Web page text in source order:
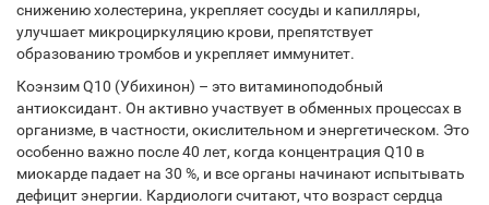
снижению холестерина, укрепляет сосуды и капилляры,
улучшает микроциркуляцию крови, препятствует
образованию тромбов и укрепляет иммунитет.
Коэнзим Q10 (Убихинон) – это витаминоподобный
антиоксидант. Он активно участвует в обменных процессах в
организме, в частности, окислительном и энергетическом. Это
особенно важно после 40 лет, когда концентрация Q10 в
миокарде падает на 30 %, и все органы начинают испытывать
дефицит энергии. Кардиологи считают, что возраст сердца